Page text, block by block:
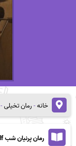
خانه-رمان تخیلی-
رمان پرنیان شب pdf